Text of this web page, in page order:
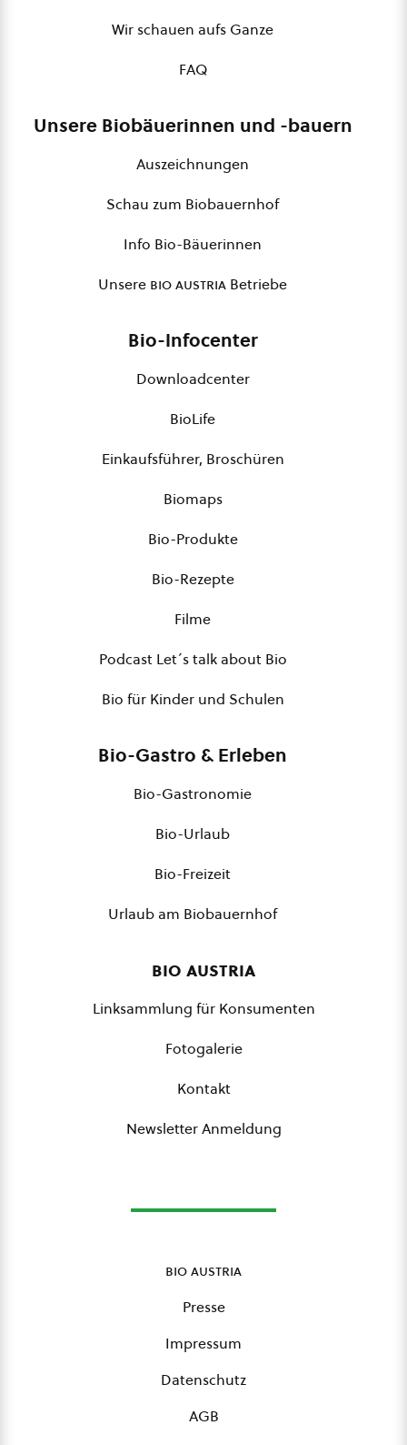
Wir schauen aufs Ganze
FAQ
Unsere Biobäuerinnen und -bauern
Auszeichnungen
Schau zum Biobauernhof
Info Bio-Bäuerinnen
Unsere bio austria Betriebe
Bio-Infocenter
Downloadcenter
BioLife
Einkaufsführer, Broschüren
Biomaps
Bio-Produkte
Bio-Rezepte
Filme
Podcast Let´s talk about Bio
Bio für Kinder und Schulen
Bio-Gastro & Erleben
Bio-Gastronomie
Bio-Urlaub
Bio-Freizeit
Urlaub am Biobauernhof
bio austria
Linksammlung für Konsumenten
Fotogalerie
Kontakt
Newsletter Anmeldung
bio austria
Presse
Impressum
Datenschutz
AGB